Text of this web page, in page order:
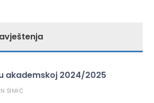
akademskoj 2024/2025
ŠIMIĆ